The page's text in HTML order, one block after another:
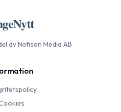
av Notisen Media AB